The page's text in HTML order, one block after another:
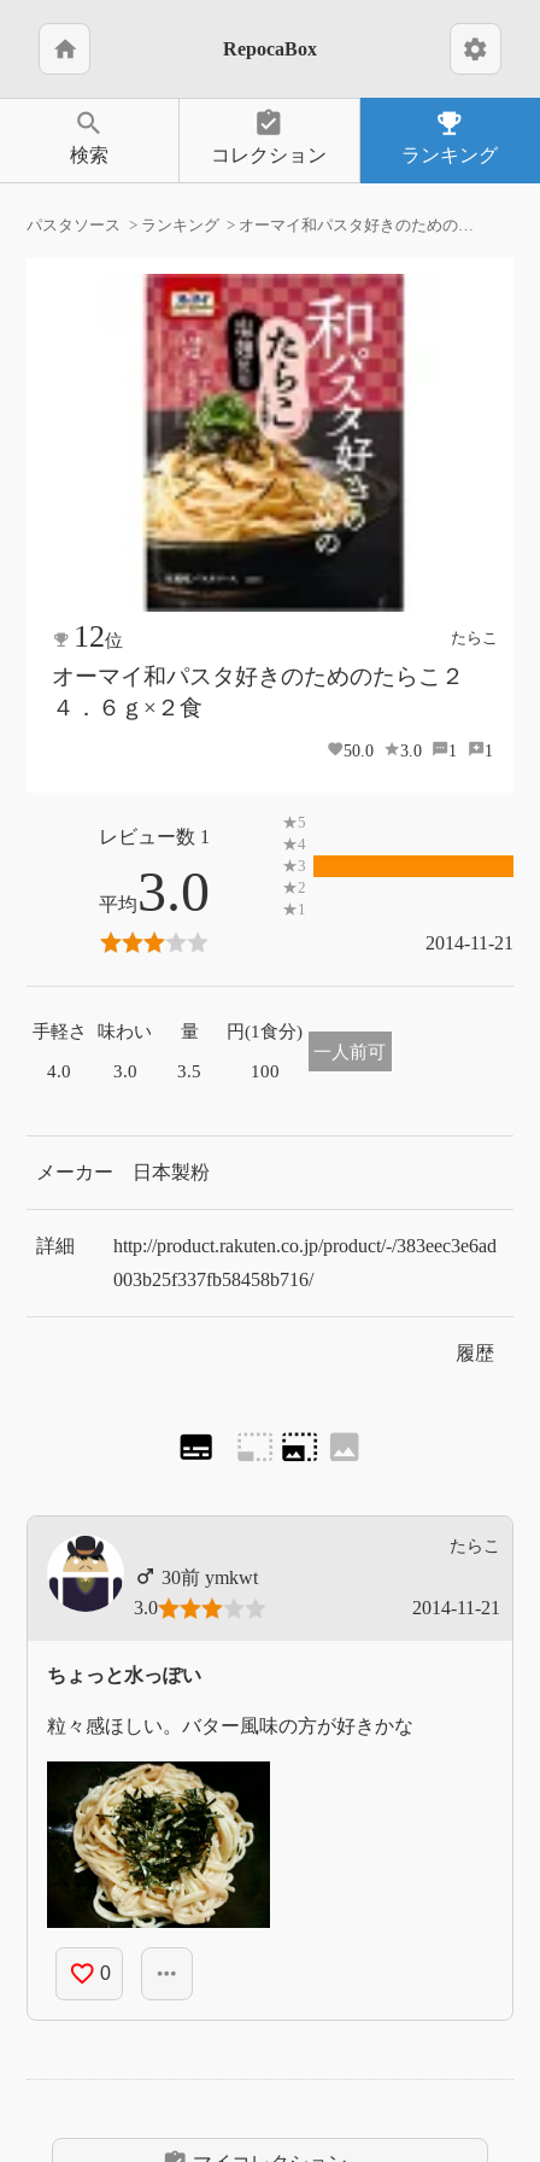
home RepocaBox settings
search
検索
assignment_turned_in
コレクション
emoji_events
ランキング
パスタソース ランキング
たらこ
12位
オーマイ和パスタ好きのためのたらこ２
４．６ｇ×２食
50.0 3.0 1 1
1
3.0
2014-11-21
手軽さ
4.0
味わい
3.0
量
3.5
円(1食分)
100
一人前可
メーカー 日本製粉
詳細
http://product.rakuten.co.jp/product/-/383eec3e6ad
003b25f337fb58458b716/
履歴
subtitles photo_size_select_small photo_size_select_large image
たらこ
ymkwt
3.0
2014-11-21
ちょっと水っぽい
粒々感ほしい。バター風味の方が好きかな
favorite_border 0 more_horiz